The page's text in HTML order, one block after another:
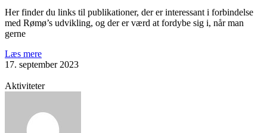
Her finder du links til publikationer, der er interessant i forbindelse
med Rømø’s udvikling, og der er værd at fordybe sig i, når man
gerne
Læs mere
17. september 2023
Aktiviteter